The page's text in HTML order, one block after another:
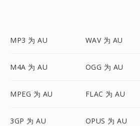
MP3 为 AU WAV 为 AU
M4A 为 AU OGG 为 AU
MPEG 为 AU FLAC 为 AU
3GP 为 AU OPUS 为 AU